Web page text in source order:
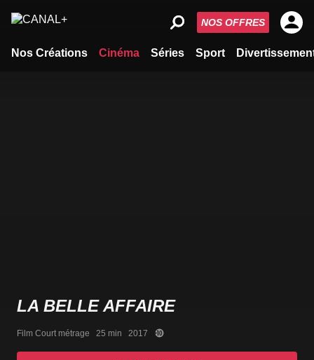
Nos Créations Cinéma Séries Sport
NOS OFFRES
LA BELLE AFFAIRE
Film Court métrage   25 min   2017